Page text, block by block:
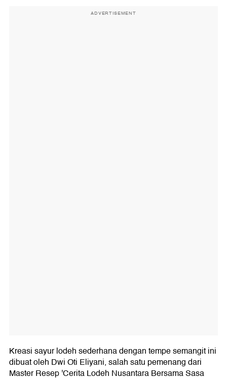
ADVERTISEMENT
Kreasi sayur lodeh sederhana dengan tempe semangit ini
dibuat oleh Dwi Oti Eliyani, salah satu pemenang dari
Master Resep 'Cerita Lodeh Nusantara Bersama Sasa